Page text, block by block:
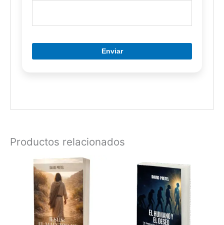
Productos relacionados